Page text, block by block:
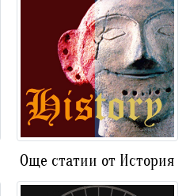
Още статии от История